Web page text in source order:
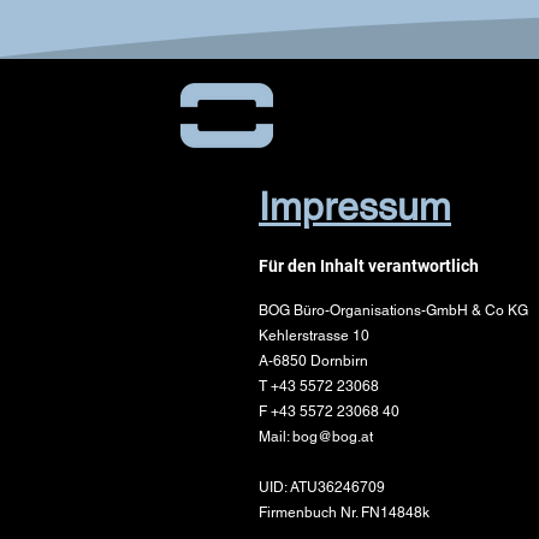
Impressum
Für den Inhalt verantwortlich
BOG Büro-Organisations-GmbH & Co KG
Kehlerstrasse 10
A-6850 Dornbirn
T +43 5572 23068
F +43 5572 23068 40
Mail: bog@bog.at
UID: ATU36246709
Firmenbuch Nr. FN14848k